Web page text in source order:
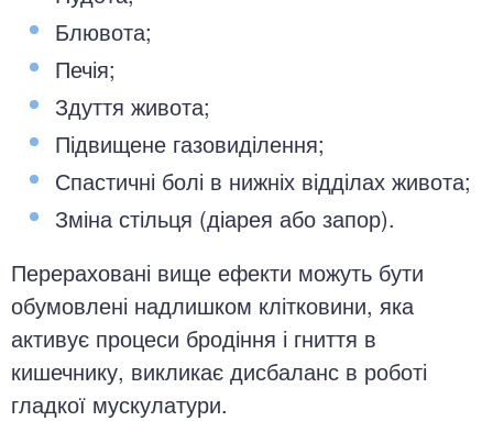
Блювота;
Печія;
Здуття живота;
Підвищене газовиділення;
Спастичні болі в нижніх відділах живота;
Зміна стільця (діарея або запор).
Перераховані вище ефекти можуть бути
обумовлені надлишком клітковини, яка
активує процеси бродіння і гниття в
кишечнику, викликає дисбаланс в роботі
гладкої мускулатури.